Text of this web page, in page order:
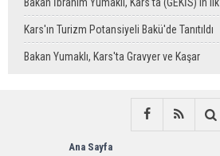
uygulamasını başlattı
Kars'ın Turizm Potansiyeli Bakü'de Tanıtıldı
Bakan Yumaklı, Kars'ta Gravyer ve Kaşar
Ana Sayfa